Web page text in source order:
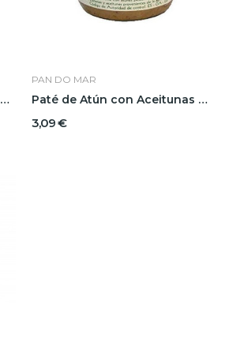
Paté de Caballa con Pimientos Pandomar
PAN DO MAR
Paté de Atún con Aceitunas Pandomar
3,09 €